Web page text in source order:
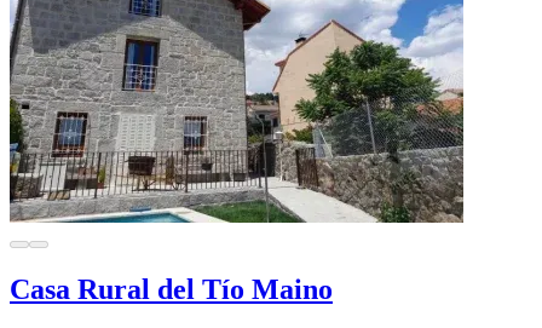
Casa Rural del Tío Maino